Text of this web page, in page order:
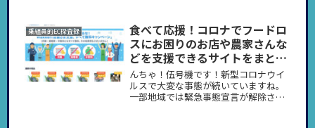
す！
乗組員的EC探査録
食べて応援！コロナでフードロ
スにお困りのお店や農家さんな
どを支援できるサイトをまとめ
ました。
んちゃ！伍号機です！新型コロナウイ
ルスで大変な事態が続いていますね。
一部地域では緊急事態宣言が解除され